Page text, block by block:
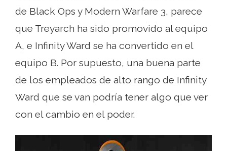
de Black Ops y Modern Warfare 3, parece
que Treyarch ha sido promovido al equipo
A, e Infinity Ward se ha convertido en el
equipo B. Por supuesto, una buena parte
de los empleados de alto rango de Infinity
Ward que se van podría tener algo que ver
con el cambio en el poder.